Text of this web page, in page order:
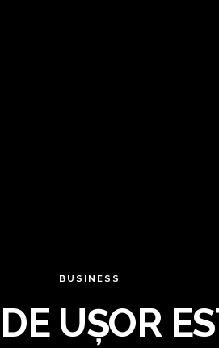
BUSINESS
UȘOR